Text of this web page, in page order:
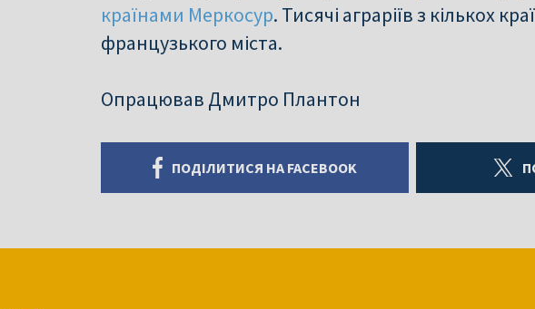
країнами Меркосур. Тисячі аграріїв з кількох
французького міста.
Опрацював Дмитро Плантон
ПОДІЛИТИСЯ НА FACEBOOK